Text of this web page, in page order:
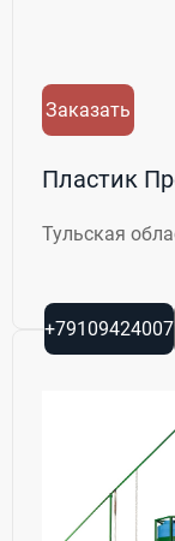
Заказать
Пластик
Тульская
+79109424007